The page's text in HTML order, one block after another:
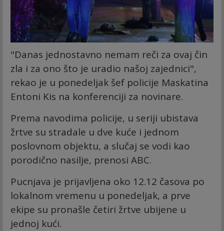
"Danas jednostavno nemam reči za ovaj čin
zla i za ono što je uradio našoj zajednici",
rekao je u ponedeljak šef policije Maskatina
Entoni Kis na konferenciji za novinare.
Prema navodima policije, u seriji ubistava
žrtve su stradale u dve kuće i jednom
poslovnom objektu, a slučaj se vodi kao
porodično nasilje, prenosi ABC.
Pucnjava je prijavljena oko 12.12 časova po
lokalnom vremenu u ponedeljak, a prve
ekipe su pronašle četiri žrtve ubijene u
jednoj kući.